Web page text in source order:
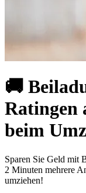
🚚
Ratingen
beim
Sparen Sie Geld mit
2 Minuten mehrere
umziehen!